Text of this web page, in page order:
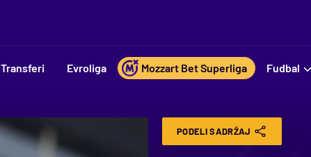
Transferi Evroliga Mozzart Bet Superliga Fudbal
PODELI SADRŽAJ